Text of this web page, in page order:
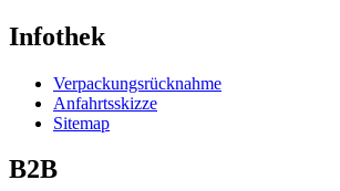
Infothek
Verpackungsrücknahme
Anfahrtsskizze
Sitemap
B2B